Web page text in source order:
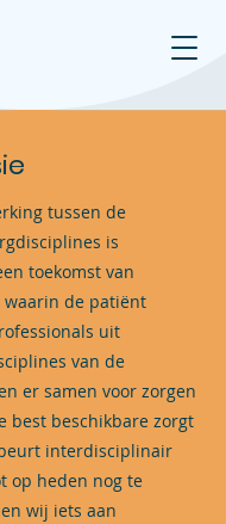
tussen de
is
toekomst van
waarin de patiënt
uit
van de
er samen voor zorgen
best beschikbare zorgt
interdisciplinair
op heden nog te
wij iets aan